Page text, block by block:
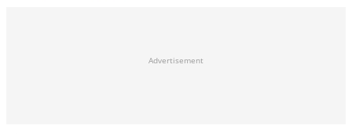
Advertisement